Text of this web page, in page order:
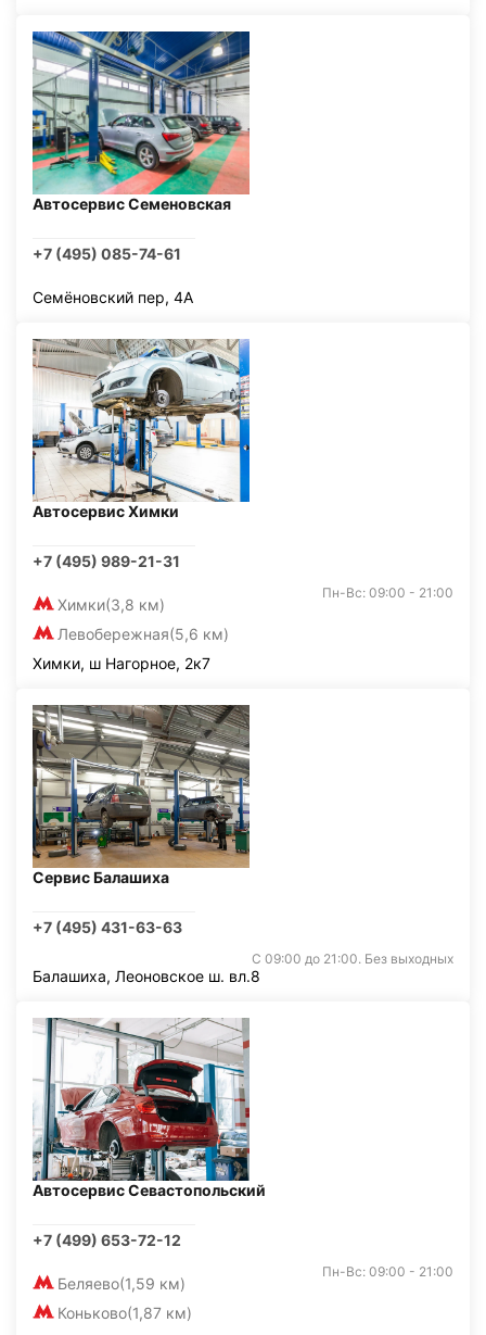
Автосервис Семеновская
+7 (495) 085-74-61
Семёновский пер, 4А
Автосервис Химки
+7 (495) 989-21-31
Химки(3,8 км)
Левобережная(5,6 км)
Пн-Вс: 09:00 - 21:00
Химки, ш Нагорное, 2к7
Сервис Балашиха
+7 (495) 431-63-63
С 09:00 до 21:00. Без выходных
Балашиха, Леоновское ш. вл.8
Автосервис Севастопольский
+7 (499) 653-72-12
Беляево(1,59 км)
Коньково(1,87 км)
Пн-Вс: 09:00 - 21:00